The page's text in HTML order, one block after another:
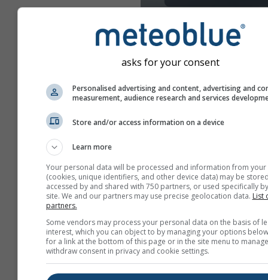
Meer informatie
asks for your consent
Personalised advertising and content, advertising and
measurement, audience research and services
Store and/or access information on a device
Learn more
Your personal data will be processed and information from your
(cookies, unique identifiers, and other device data) may be
accessed by and shared with 750 partners, or used specifically
site. We and our partners may use precise geolocation data. List
partners.
Some vendors may process your personal data on the basis of
interest, which you can object to by managing your options
for a link at the bottom of this page or in the site menu to
withdraw consent in privacy and cookie settings.